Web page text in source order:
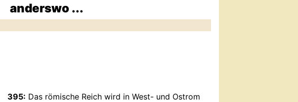
anderswo ...
395: Das römische Reich wird in West- und Ostrom